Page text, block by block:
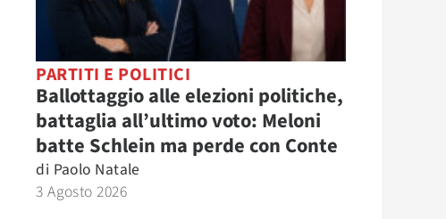
PARTITI E POLITICI
Ballottaggio alle elezioni politiche,
battaglia all’ultimo voto: Meloni
batte Schlein ma perde con Conte
di Paolo Natale
3 Agosto 2026